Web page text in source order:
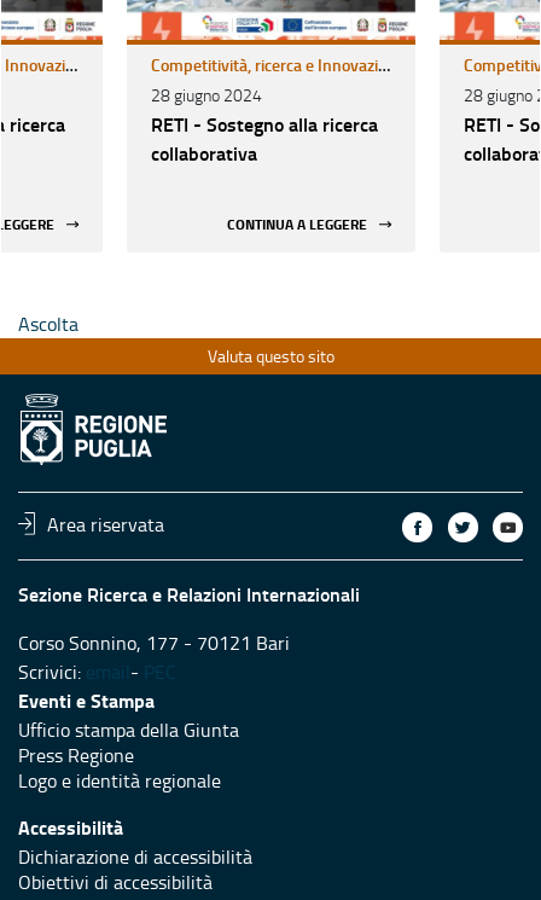
Competitività, ricerca e Innovazione
ricerca
Competitività, ricerca e Innovazione
28 giugno 2024
RETI - Sostegno alla ricerca
collaborativa
CONTINUA A LEGGERE
28 giugno
RETI -
Ascolta
Valuta questo sito
Area riservata
Sezione Ricerca e Relazioni Internazionali
Corso Sonnino, 177 - 70121 Bari
Scrivici: email - PEC
Eventi e Stampa
Ufficio stampa della Giunta
Press Regione
Logo e identità regionale
Accessibilità
Dichiarazione di accessibilità
Obiettivi di accessibilità